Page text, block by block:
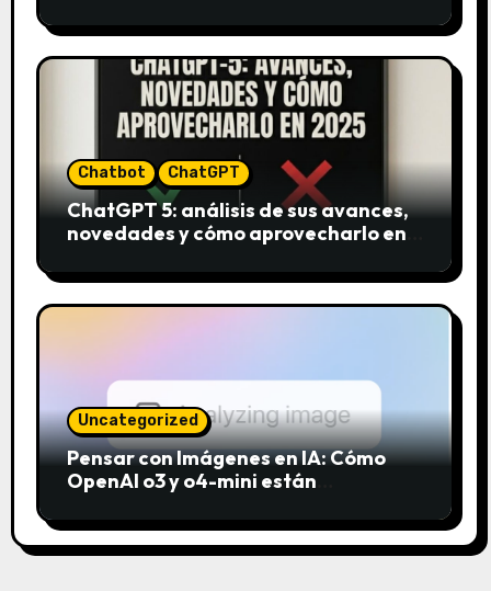
Chatbot ChatGPT
ChatGPT 5: análisis de sus avances,
novedades y cómo aprovecharlo en
Uncategorized
Pensar con Imágenes en IA: Cómo
OpenAI o3 y o4-mini están